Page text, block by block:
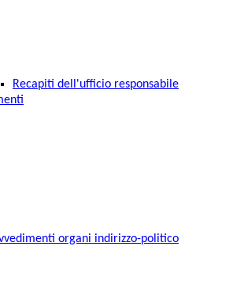
Recapiti dell'ufficio responsabile
organi indirizzo-politico